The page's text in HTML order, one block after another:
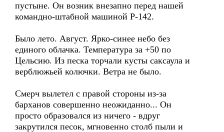
пустыне. Он возник внезапно перед нашей
командно-штабной машиной Р-142.
Было лето. Август. Ярко-синее небо без
единого облачка. Температура за +50 по
Цельсию. Из песка торчали кусты саксаула и
верблюжьей колючки. Ветра не было.
Смерч вылетел с правой стороны из-за
барханов совершенно неожиданно... Он
просто образовался из ничего - вдруг
закрутился песок, мгновенно столб пыли и